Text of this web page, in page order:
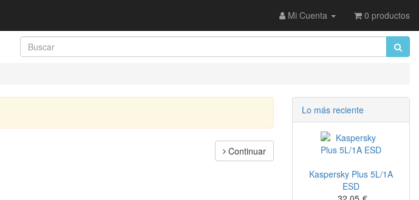
Mi Cuenta 0 productos
Continuar
Lo más reciente
Kaspersky Plus 5L/1A
ESD